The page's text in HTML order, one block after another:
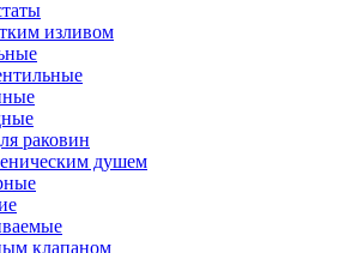
изливом
раковин
душем
клапаном